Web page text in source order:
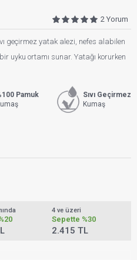
2 Yorum
geçirmez yatak alezi, nefes alabilen
uyku ortamı sunar. Yatağı korurken
Pamuk
Sıvı Geçirmez
Kumaş
4 ve üzeri
Sepette %30
2.415 TL